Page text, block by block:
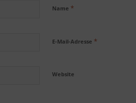
Name *
E-Mail-Adresse *
Website